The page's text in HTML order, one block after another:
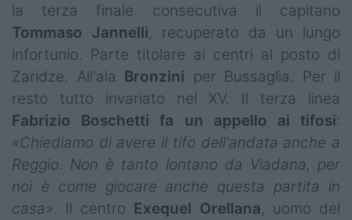
la terza finale consecutiva il capitano
Tommaso
Jannelli, recuperato da un lungo
infortunio. Parte titolare ai centri al posto di
Zaridze. All'ala Bronzini per Bussaglia. Per il
resto tutto invariato nel XV. Il terza linea
Fabrizio Boschetti fa un appello ai tifosi:
«Chiediamo di avere il tifo dell'andata anche a
Reggio. Non è tanto lontano da Viadana, per
noi è come giocare anche questa partita in
casa». Il centro Exequel Orellana, uomo del